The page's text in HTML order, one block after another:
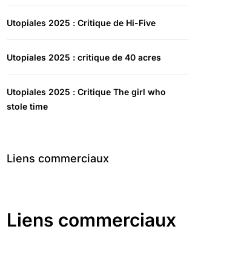
Utopiales 2025 : Critique de Hi-Five
Utopiales 2025 : critique de 40 acres
Utopiales 2025 : Critique The girl who
stole time
Liens commerciaux
Liens commerciaux